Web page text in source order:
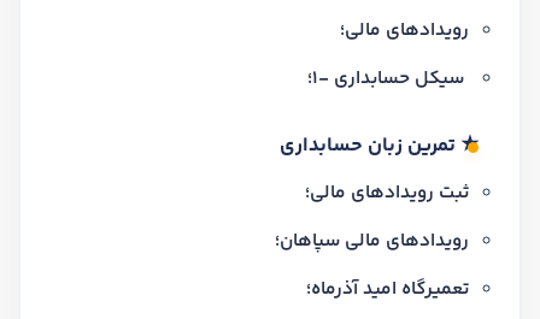
رویدادهای مالی؛
سیکل حسابداری -1؛
★ تمرین زبان حسابداری
ثبت رویدادهای مالی؛
رویدادهای مالی سپاهان؛
تعمیرگاه امید آذرماه؛